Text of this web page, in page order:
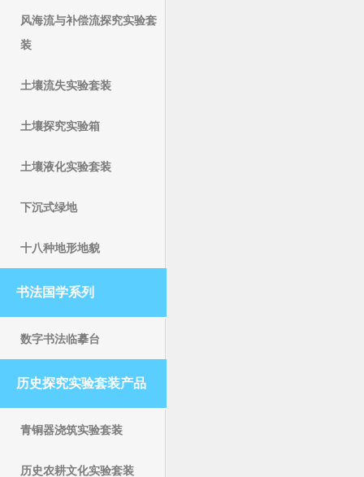
风海流与补偿流探究实验套
装
土壤流失实验套装
土壤探究实验箱
土壤液化实验套装
下沉式绿地
十八种地形地貌
书法国学系列
数字书法临摹台
历史探究实验套装产品
青铜器浇筑实验套装
历史农耕文化实验套装